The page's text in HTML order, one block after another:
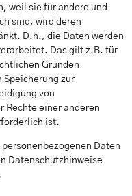
weil sie für andere und
sind, wird deren
D.h., die Daten werden
Das gilt z.B. für
Gründen
Speicherung zur
von
Rechte einer anderen
ist.
Daten
Datenschutzhinweise